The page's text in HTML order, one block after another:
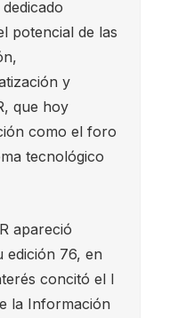
potencial de las
y
que hoy
como el foro
tecnológico
apareció
edición 76, en
concitó el I
la Información